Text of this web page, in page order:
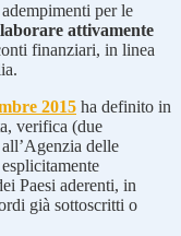
per le
attivamente
finanziari, in linea
2015 ha definito in
verifica (due
delle
Paesi aderenti, in
già sottoscritti o